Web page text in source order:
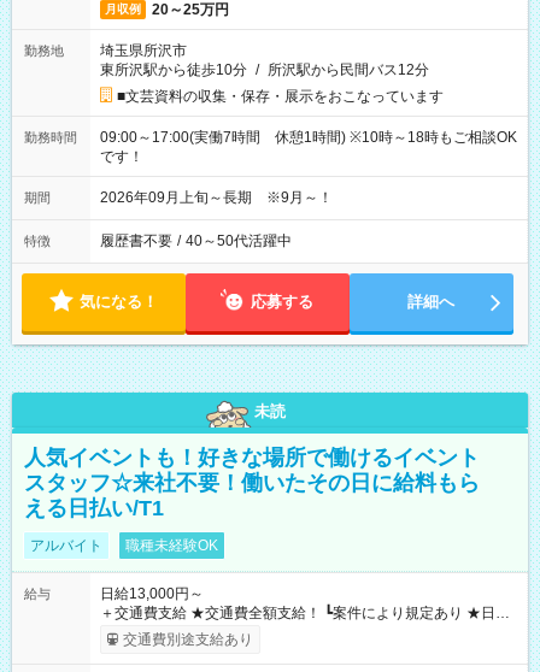
月収例 20～25万円
勤務地
埼玉県所沢市
東所沢駅から徒歩10分 / 所沢駅から民間バス12分
■文芸資料の収集・保存・展示をおこなっています
勤務時間
09:00～17:00(実働7時間 休憩1時間) ※10時～18時もご相談OK
です！
期間 2026年09月上旬～長期 ※9月～！
特徴 履歴書不要 / 40～50代活躍中
気になる！ 応募する 詳細へ
未読
人気イベントも！好きな場所で働けるイベント
スタッフ☆来社不要！働いたその日に給料もら
える日払い/T1
アルバイト 職種未経験OK
給与
日給13,000円～
＋交通費支給 ★交通費全額支給！ ┗案件により規定あり ★日払
いOK！（規定あり） ┗働いたその日に現金GET♪ お仕事後はコ
ンビニATMから 日払い分を引き落とせます！ 【試用期間】試
交通費別途支給あり